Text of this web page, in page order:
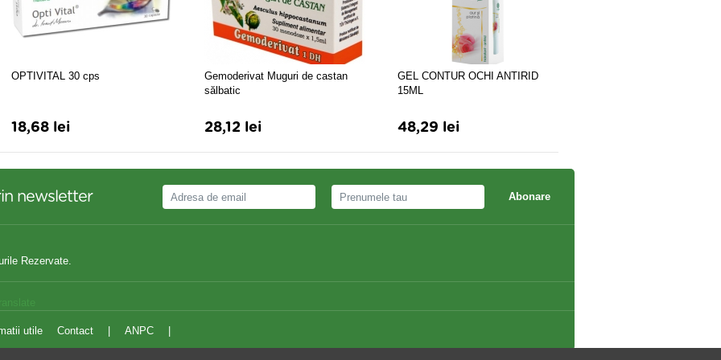
OPTIVITAL 30 cps
18,68 lei
Gemoderivat Muguri de castan
sălbatic
28,12 lei
GEL CONTUR OCHI ANTIRID
15ML
48,29 lei
newsletter Abonare
Rezervate.
utile Contact ANPC